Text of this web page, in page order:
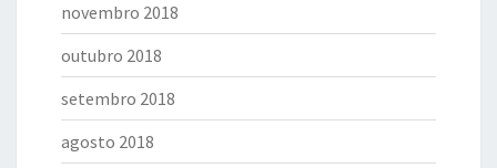
novembro 2018
outubro 2018
setembro 2018
agosto 2018